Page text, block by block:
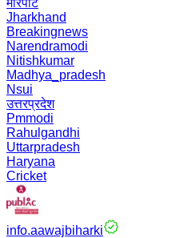
मारपीट
Jharkhand
Breakingnews
Narendramodi
Nitishkumar
Madhya_pradesh
Nsui
उत्तरप्रदेश
Pmmodi
Rahulgandhi
Uttarpradesh
Haryana
Cricket
info.aawajbiharki